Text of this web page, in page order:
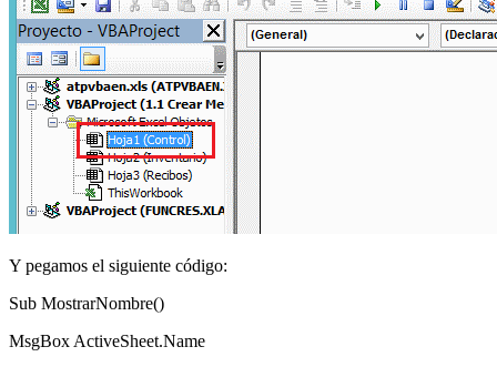
Y pegamos el siguiente código:
Sub MostrarNombre()
MsgBox ActiveSheet.Name